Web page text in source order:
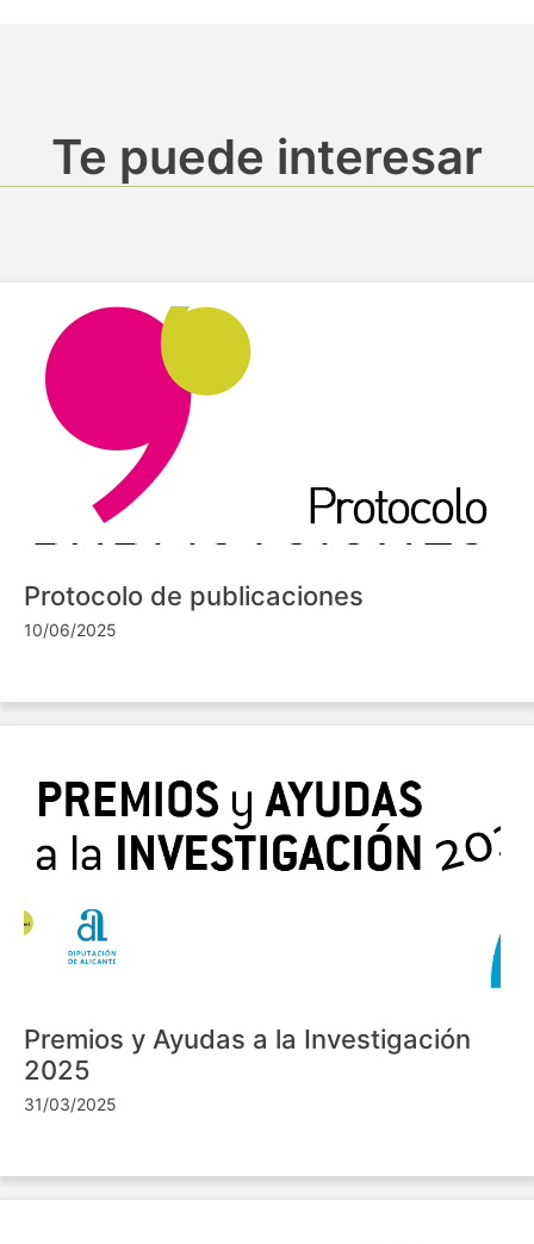
Te puede interesar
Protocolo de publicaciones
10/06/2025
Premios y Ayudas a la Investigación
2025
31/03/2025